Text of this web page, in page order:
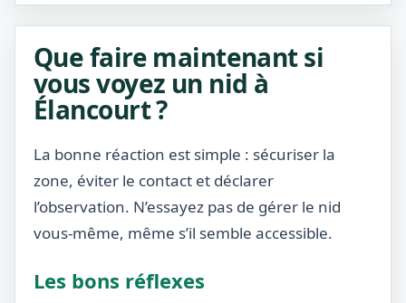
Que faire maintenant si
vous voyez un nid à
Élancourt ?
La bonne réaction est simple : sécuriser la
zone, éviter le contact et déclarer
l’observation. N’essayez pas de gérer le nid
vous-même, même s’il semble accessible.
Les bons réflexes